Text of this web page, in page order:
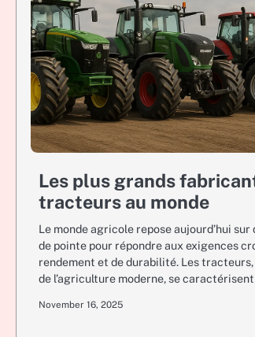
Les plus grands
tracteurs au monde
Le monde agricole repose aujourd’hui sur
de pointe pour répondre aux exigences
rendement et de durabilité. Les
de l’agriculture moderne, se
November 16, 2025